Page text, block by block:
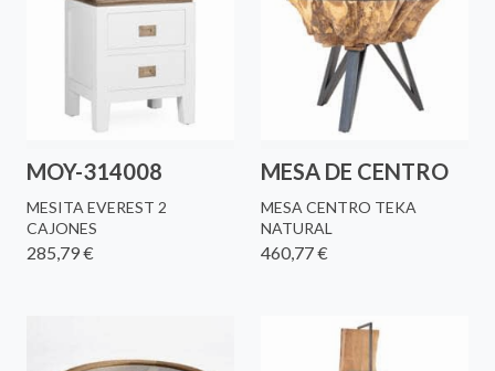
MOY-314008
MESITA EVEREST 2
CAJONES
285,79 €
MESA DE CENTRO
MESA CENTRO TEKA
NATURAL
460,77 €